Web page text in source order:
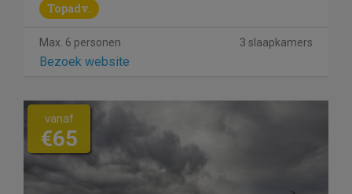
Topadv.
Max. 6 personen 3 slaapkamers
Bezoek website
vanaf
€65